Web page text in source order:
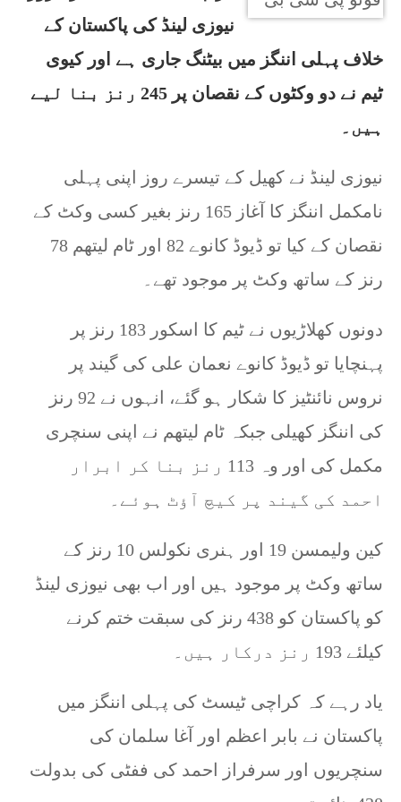
نیوزی لینڈ کی پاکستان کے
خلاف پہلی اننگز میں بیٹنگ جاری ہے اور کیوی
ٹیم نے دو وکٹوں کے نقصان پر 245 رنز بنا لیے
ہیں۔
نیوزی لینڈ نے کھیل کے تیسرے روز اپنی پہلی
نامکمل اننگز کا آغاز 165 رنز بغیر کسی وکٹ کے
نقصان کے کیا تو ڈیوڈ کانوے 82 اور ٹام لیتھم 78
رنز کے ساتھ وکٹ پر موجود تھے۔
دونوں کھلاڑیوں نے ٹیم کا اسکور 183 رنز پر
پہنچایا تو ڈیوڈ کانوے نعمان علی کی گیند پر
نروس نائنٹیز کا شکار ہو گئے، انہوں نے 92 رنز
کی اننگز کھیلی جبکہ ٹام لیتھم نے اپنی سنچری
مکمل کی اور وہ 113 رنز بنا کر ابرار
احمد کی گیند پر کیچ آؤٹ ہوئے۔
کین ولیمسن 19 اور ہنری نکولس 10 رنز کے
ساتھ وکٹ پر موجود ہیں اور اب بھی نیوزی لینڈ
کو پاکستان کو 438 رنز کی سبقت ختم کرنے
کیلئے 193 رنز درکار ہیں۔
یاد رہے کہ کراچی ٹیسٹ کی پہلی اننگز میں
پاکستان نے بابر اعظم اور آغا سلمان کی
سنچریوں اور سرفراز احمد کی ففٹی کی بدولت